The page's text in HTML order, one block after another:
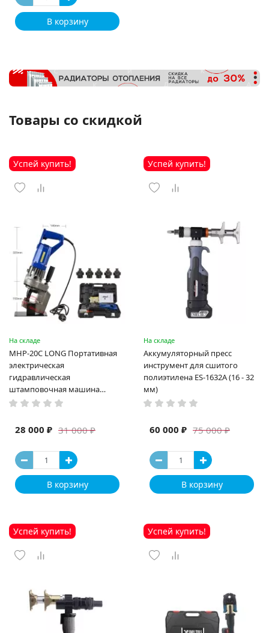
В корзину
Товары со скидкой
Успей купить!
На складе
MHP-20C LONG Портативная
электрическая
гидравлическая
штамповочная машина
высокая мощность и мощный
машина
31 000 ₽
28 000 ₽
В корзину
Успей купить!
На складе
Аккумуляторный пресс
инструмент для сшитого
полиэтилена ES-1632A (16 - 32
мм)
75 000 ₽
60 000 ₽
В корзину
Успей купить! Успей купить!